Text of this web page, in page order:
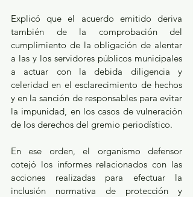
Explicó que el acuerdo emitido deriva
también de la comprobación del
cumplimiento de la obligación de alentar
a las y los servidores públicos municipales
a actuar con la debida diligencia y
celeridad en el esclarecimiento de hechos
y en la sanción de responsables para evitar
la impunidad, en los casos de vulneración
de los derechos del gremio periodístico.
En ese orden, el organismo defensor
cotejó los informes relacionados con las
acciones realizadas para efectuar la
inclusión normativa de protección y